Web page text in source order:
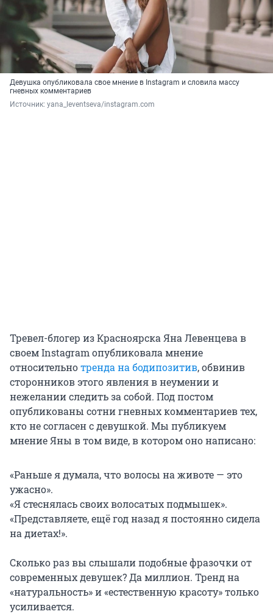
Девушка опубликовала свое мнение в Instagram и словила массу
гневных комментариев
Источник: yana_leventseva/instagram.com
Тревел-блогер из Красноярска Яна Левенцева в
своем Instagram опубликовала мнение
относительнотренда на бодипозитив, обвинив
сторонников этого явления в неумении и
нежелании следить за собой. Под постом
опубликованы сотни гневных комментариев тех,
кто не согласен с девушкой. Мы публикуем
мнение Яны в том виде, в котором оно написано:
«Раньше я думала, что волосы на животе — это
ужасно».
«Я стеснялась своих волосатых подмышек».
«Представляете, ещё год назад я постоянно сидела
на диетах!».
Сколько раз вы слышали подобные фразочки от
современных девушек? Да миллион. Тренд на
«натуральность» и «естественную красоту» только
усиливается.